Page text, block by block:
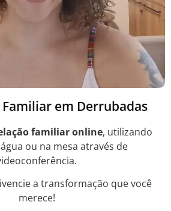
em Derrubadas
familiar online, utilizando
ou na mesa através de
a transformação que você
merece!